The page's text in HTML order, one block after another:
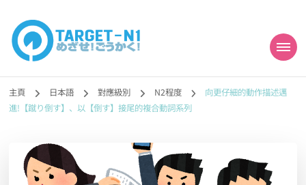
目標!!日本語能力試
N1合格
勉強コンテンツも追加予定!!】
主頁 日本語 對應級別 N2程度
向更仔細的動作描述邁
進!【蹴り倒す】、以【倒す】接尾的複合動詞系列